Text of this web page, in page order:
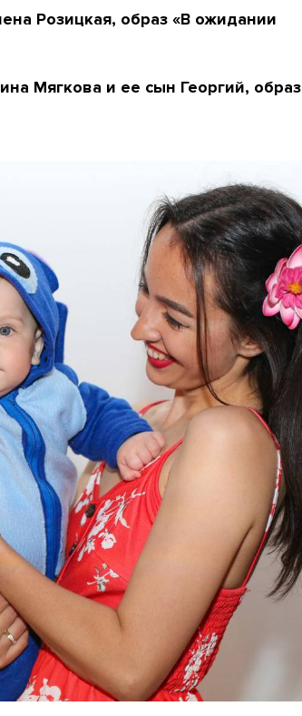
Розицкая, образ «В ожидании
Мягкова и ее сын Георгий, образ